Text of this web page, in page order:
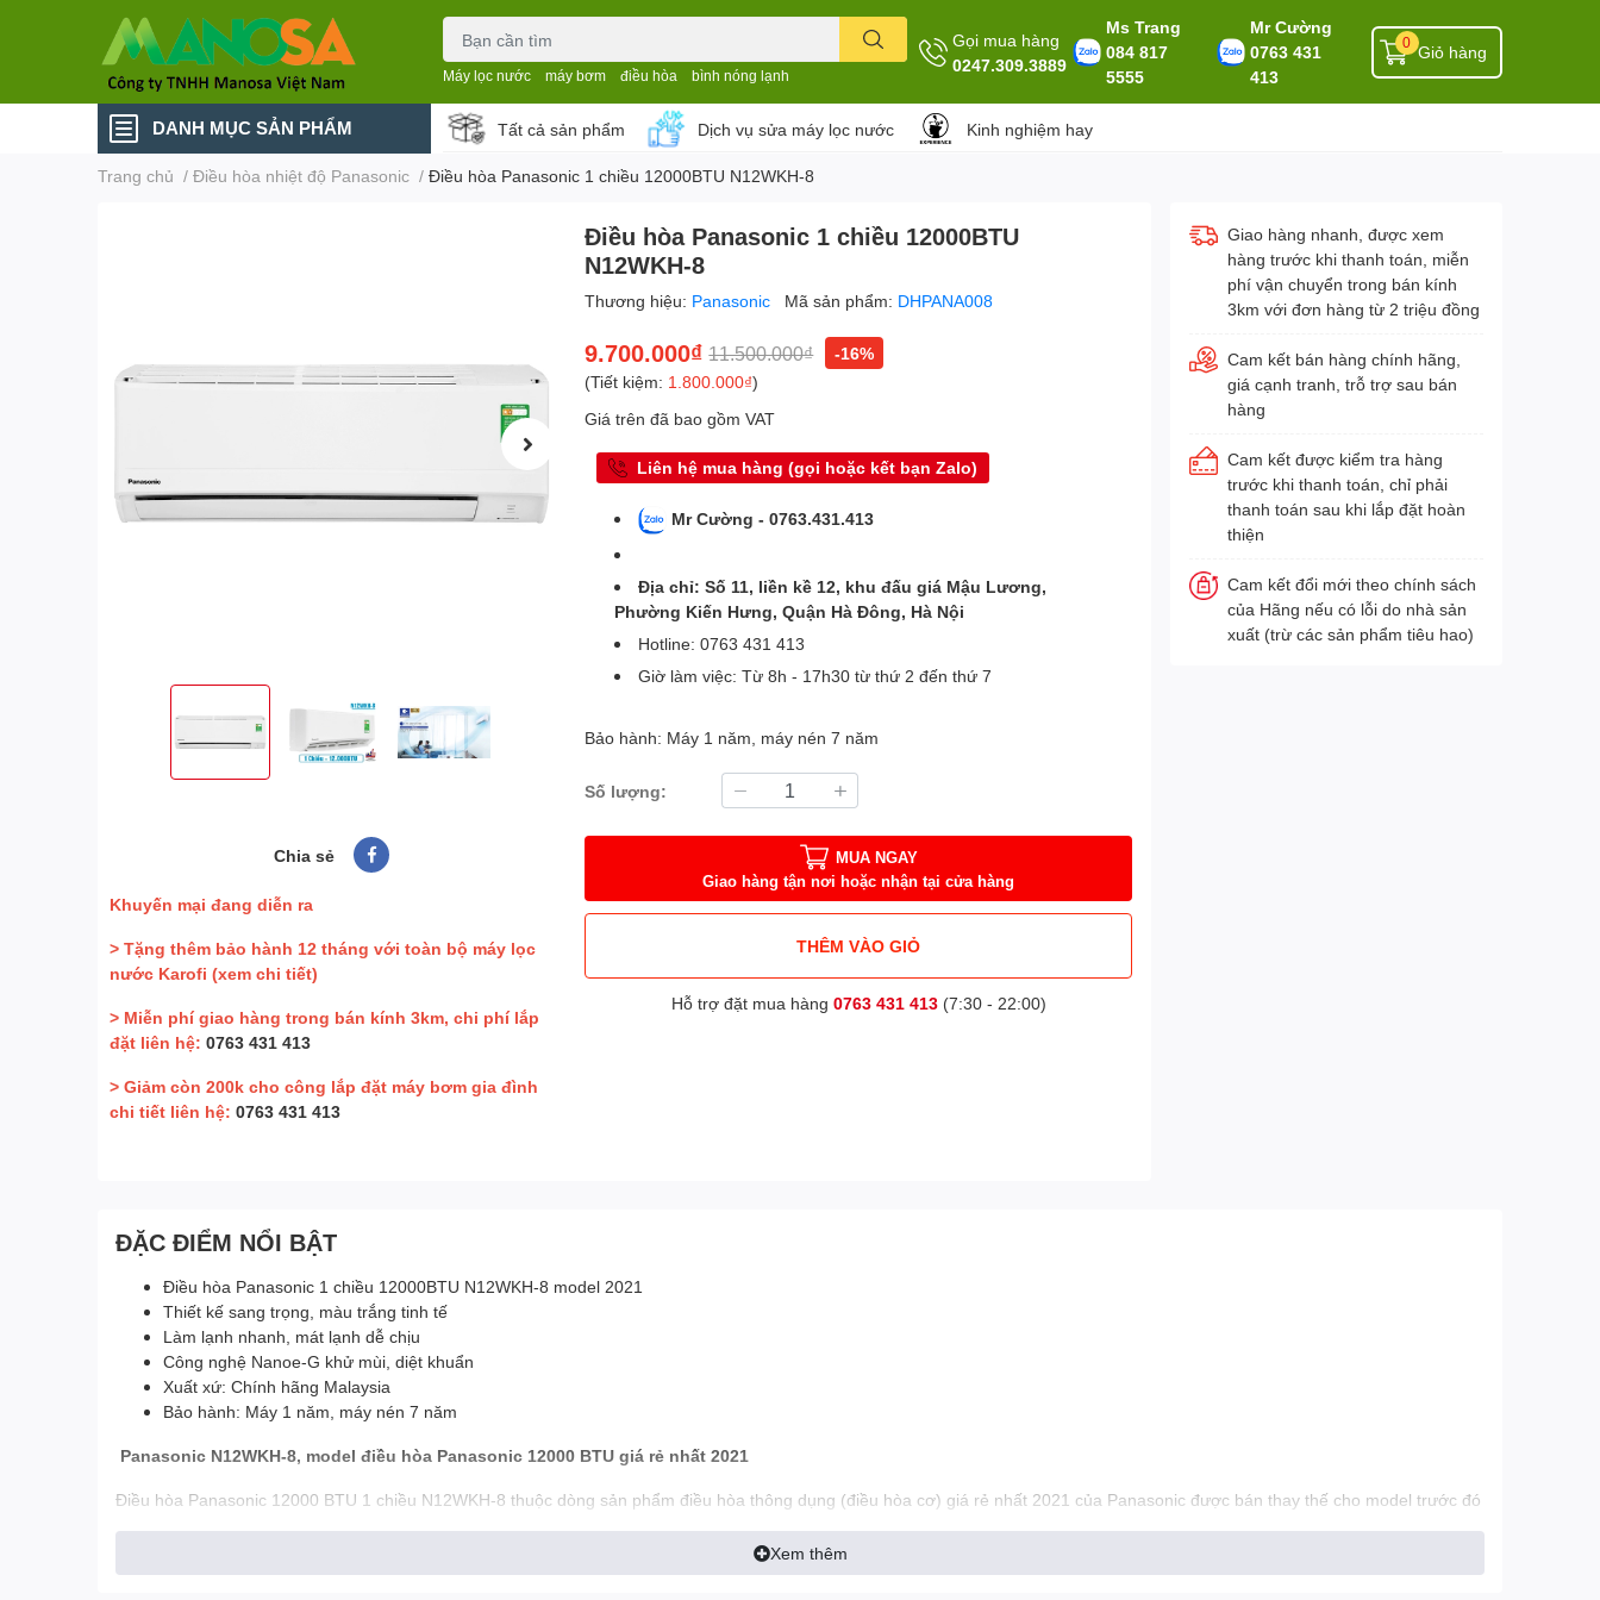
Máy lọc nước máy bơm điều hòa bình nóng lạnh
Gọi mua hàng
0247.309.3889
Ms Trang
084 817
5555
Mr Cường
0763 431
413
Giỏ hàng
0
DANH MỤC SẢN PHẨM Tất cả sản phẩm Dịch vụ sửa máy lọc nước Kinh nghiệm hay
Trang chủ / Điều hòa nhiệt độ Panasonic / Điều hòa Panasonic 1 chiều 12000BTU N12WKH-8
Chia sẻ
Khuyến mại đang diễn ra
> Tặng thêm bảo hành 12 tháng với toàn bộ máy lọc
nước Karofi (xem chi tiết)
> Miễn phí giao hàng trong bán kính 3km, chi phí lắp
đặt liên hệ: 0763 431 413
> Giảm còn 200k cho công lắp đặt máy bơm gia đình
chi tiết liên hệ: 0763 431 413
Điều hòa Panasonic 1 chiều 12000BTU
N12WKH-8
Thương hiệu: Panasonic Mã sản phẩm: DHPANA008
9.700.000₫ 11.500.000₫
-16%
(Tiết kiệm: 1.800.000₫)
Giá trên đã bao gồm VAT
Liên hệ mua hàng (gọi hoặc kết bạn Zalo)
Mr Cường - 0763.431.413
Địa chỉ: Số 11, liền kề 12, khu đấu giá Mậu Lương,
Phường Kiến Hưng, Quận Hà Đông, Hà Nội
Hotline: 0763 431 413
Giờ làm việc: Từ 8h - 17h30 từ thứ 2 đến thứ 7
Bảo hành: Máy 1 năm, máy nén 7 năm
Số lượng:
MUA NGAY
Giao hàng tận nơi hoặc nhận tại cửa hàng
THÊM VÀO GIỎ
Hỗ trợ đặt mua hàng 0763 431 413(7:30 - 22:00)
Giao hàng nhanh, được xem
hàng trước khi thanh toán, miễn
phí vận chuyển trong bán kính
3km với đơn hàng từ 2 triệu đồng
Cam kết bán hàng chính hãng,
giá cạnh tranh, trỗ trợ sau bán
hàng
Cam kết được kiểm tra hàng
trước khi thanh toán, chỉ phải
thanh toán sau khi lắp đặt hoàn
thiện
Cam kết đổi mới theo chính sách
của Hãng nếu có lỗi do nhà sản
xuất (trừ các sản phẩm tiêu hao)
ĐẶC ĐIỂM NỔI BẬT
Điều hòa Panasonic 1 chiều 12000BTU N12WKH-8 model 2021
Thiết kế sang trọng, màu trắng tinh tế
Làm lạnh nhanh, mát lạnh dễ chịu
Công nghệ Nanoe-G khử mùi, diệt khuẩn
Xuất xứ: Chính hãng Malaysia
Bảo hành: Máy 1 năm, máy nén 7 năm
Panasonic N12WKH-8, model điều hòa Panasonic 12000 BTU giá rẻ nhất 2021
Điều hòa Panasonic 12000 BTU 1 chiều N12WKH-8 thuộc dòng sản phẩm điều hòa thông dụng (điều hòa cơ) giá rẻ nhất 2021 của Panasonic được bán thay thế cho model trước đó
Điều hòa Panasonic chính hãng: Thương hiệu Nhật, Nhập khẩu Malaysia
Xem thêm